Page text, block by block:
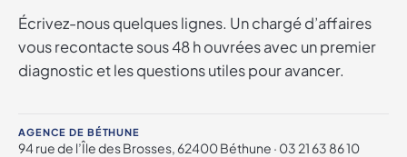
Écrivez-nous quelques lignes. Un chargé d’affaires
vous recontacte sous 48 h ouvrées avec un premier
diagnostic et les questions utiles pour avancer.
AGENCE DE BÉTHUNE
94 rue de l’Île des Brosses, 62400 Béthune · 03 21 63 86 10